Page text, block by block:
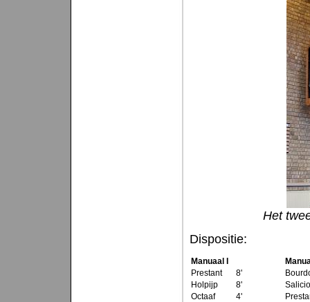
Het
Dispositie:
Manuaal I
Prestant
8'
Holpijp
8'
Octaaf
4'